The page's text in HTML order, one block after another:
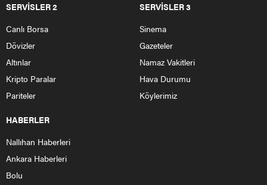
SERVİSLER 2
Canlı Borsa
Dövizler
Altınlar
Kripto Paralar
Pariteler
SERVİSLER 3
Sinema
Gazeteler
Namaz Vakitleri
Hava Durumu
Köylerimiz
HABERLER
Nallıhan Haberleri
Ankara Haberleri
Bolu